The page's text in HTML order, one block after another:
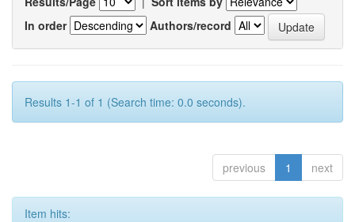
In order
Authors/record
Results 1-1 of 1 (Search time: 0.0 seconds).
previous 1 next
Item hits: